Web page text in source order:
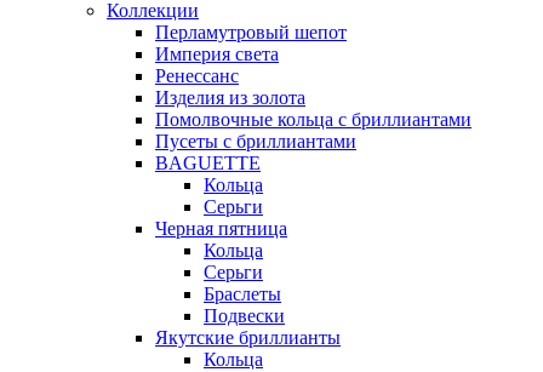
Коллекции
Перламутровый шепот
Империя света
Ренессанс
Изделия из золота
Помолвочные кольца с бриллиантами
Пусеты с бриллиантами
BAGUETTE
Кольца
Серьги
Черная пятница
Кольца
Серьги
Браслеты
Подвески
Якутские бриллианты
Кольца